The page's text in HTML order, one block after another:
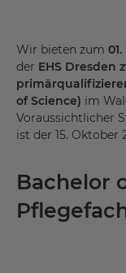
Wir bieten zum
der EHS Dresden
of Science) im
Voraussichtlicher
ist der 15. Oktober
Bachelor